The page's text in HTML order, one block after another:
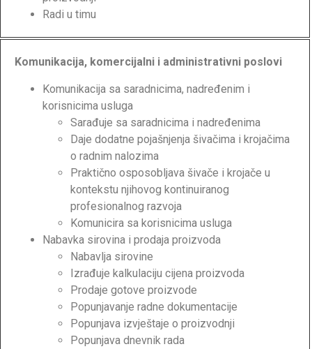
Radi u timu
Komunikacija, komercijalni i administrativni poslovi
Komunikacija sa saradnicima, nadređenim i
korisnicima usluga
Sarađuje sa saradnicima i nadređenima
Daje dodatne pojašnjenja šivačima i krojačima
o radnim nalozima
Praktično osposobljava šivače i krojače u
kontekstu njihovog kontinuiranog
profesionalnog razvoja
Komunicira sa korisnicima usluga
Nabavka sirovina i prodaja proizvoda
Nabavlja sirovine
Izrađuje kalkulaciju cijena proizvoda
Prodaje gotove proizvode
Popunjavanje radne dokumentacije
Popunjava izvještaje o proizvodnji
Popunjava dnevnik rada